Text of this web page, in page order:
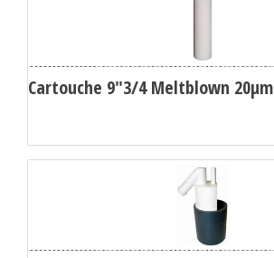
Cartouche 9"3/4 Meltblown 20µm